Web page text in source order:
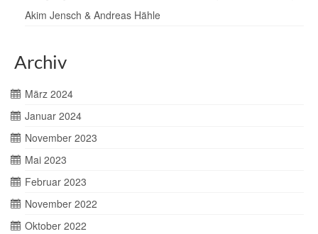
Akim Jensch & Andreas Hähle
Archiv
März 2024
Januar 2024
November 2023
Mai 2023
Februar 2023
November 2022
Oktober 2022